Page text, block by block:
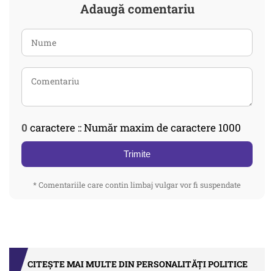
Adaugă comentariu
0 caractere :: Număr maxim de caractere 1000
Trimite
* Comentariile care contin limbaj vulgar vor fi suspendate
CITEȘTE MAI MULTE DIN PERSONALITĂȚI POLITICE